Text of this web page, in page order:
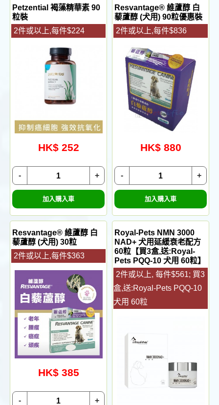
Petzential 褐藻精華素 90
粒裝
2件或以上,每件$224
HK$ 252
+
-
加入購入車
Resvantage® 維蘆醇 白
藜蘆醇 (犬用) 90粒優惠裝
2件或以上,每件$836
HK$ 880
+
-
加入購入車
Resvantage® 維蘆醇 白
藜蘆醇 (犬用) 30粒
2件或以上,每件$363
HK$ 385
+
-
Royal-Pets NMN 3000
NAD+ 犬用延緩衰老配方
60粒【買3盒,送:Royal-
Pets PQQ-10 犬用 60粒】
2件或以上, 每件$561; 買3
盒,送:Royal-Pets PQQ-10
犬用 60粒